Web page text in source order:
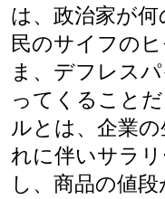
は、政治家が
民のサイフの
ま、デフレス
ってくること
ルとは、企業
れに伴いサラ
し、商品の値